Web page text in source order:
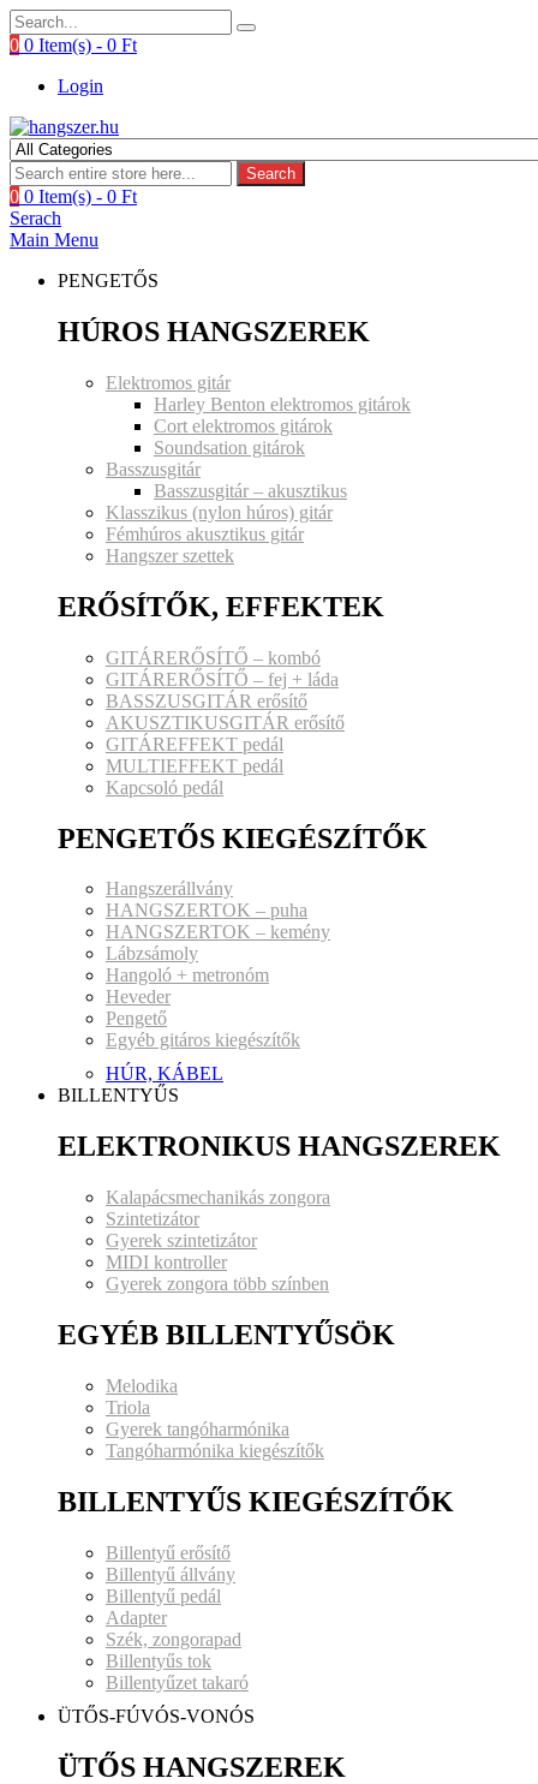
0 0 Item(s) - 0 Ft
Login
Search
0 0 Item(s) - 0 Ft
Serach
Main Menu
PENGETŐS
HÚROS HANGSZEREK
Elektromos gitár
Harley Benton elektromos gitárok
Cort elektromos gitárok
Soundsation gitárok
Basszusgitár
Basszusgitár – akusztikus
Klasszikus (nylon húros) gitár
Fémhúros akusztikus gitár
Hangszer szettek
ERŐSÍTŐK, EFFEKTEK
GITÁRERŐSÍTŐ – kombó
GITÁRERŐSÍTŐ – fej + láda
BASSZUSGITÁR erősítő
AKUSZTIKUSGITÁR erősítő
GITÁREFFEKT pedál
MULTIEFFEKT pedál
Kapcsoló pedál
PENGETŐS KIEGÉSZÍTŐK
Hangszerállvány
HANGSZERTOK – puha
HANGSZERTOK – kemény
Lábzsámoly
Hangoló + metronóm
Heveder
Pengető
Egyéb gitáros kiegészítők
HÚR, KÁBEL
BILLENTYŰS
ELEKTRONIKUS HANGSZEREK
Kalapácsmechanikás zongora
Szintetizátor
Gyerek szintetizátor
MIDI kontroller
Gyerek zongora több színben
EGYÉB BILLENTYŰSÖK
Melodika
Triola
Gyerek tangóharmónika
Tangóharmónika kiegészítők
BILLENTYŰS KIEGÉSZÍTŐK
Billentyű erősítő
Billentyű állvány
Billentyű pedál
Adapter
Szék, zongorapad
Billentyűs tok
Billentyűzet takaró
ÜTŐS-FÚVÓS-VONÓS
ÜTŐS HANGSZEREK